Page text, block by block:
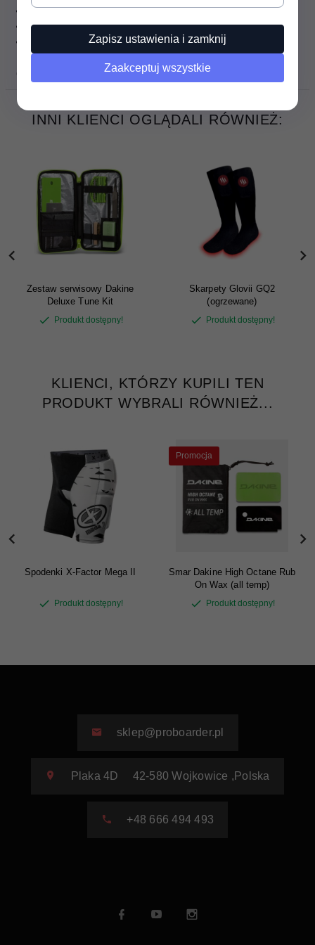
śrubokręt krzyżakowy typu Posi-drive - 3#
śrubokręt płaski - 1/4 cala
śrubokręt imbusowy - 4mm
INNI KLIENCI OGLĄDALI RÓWNIEŻ:
Zestaw serwisowy Dakine
Deluxe Tune Kit
Produkt dostępny!
Skarpety Glovii GQ2
(ogrzewane)
Produkt dostępny!
KLIENCI, KTÓRZY KUPILI TEN
PRODUKT WYBRALI RÓWNIEŻ...
Spodenki X-Factor Mega II
Produkt dostępny!
Promocja
Smar Dakine High Octane Rub
On Wax (all temp)
Produkt dostępny!
sklep@proboarder.pl
Plaka 4D 42-580 Wojkowice , Polska
+48 666 494 493
Zapisz ustawienia i zamknij
Zaakceptuj wszystkie